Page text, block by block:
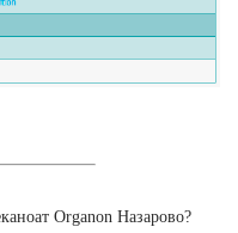
Organon Назарово?